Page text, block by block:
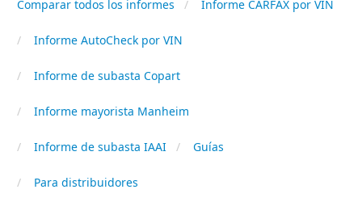
Comparar todos los informes Informe CARFAX por VIN
Informe AutoCheck por VIN
Informe de subasta Copart
Informe mayorista Manheim
Informe de subasta IAAI Guías
Para distribuidores